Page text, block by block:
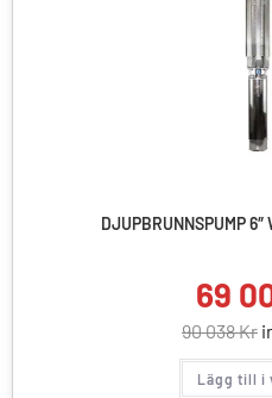
DJUPBRUNNSPUMP 6″
69
90 038Kr
Lägg till i